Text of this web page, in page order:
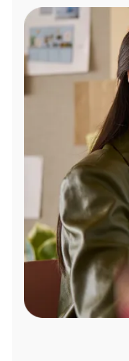
Administrar
cuenta
Encuentra
tienda